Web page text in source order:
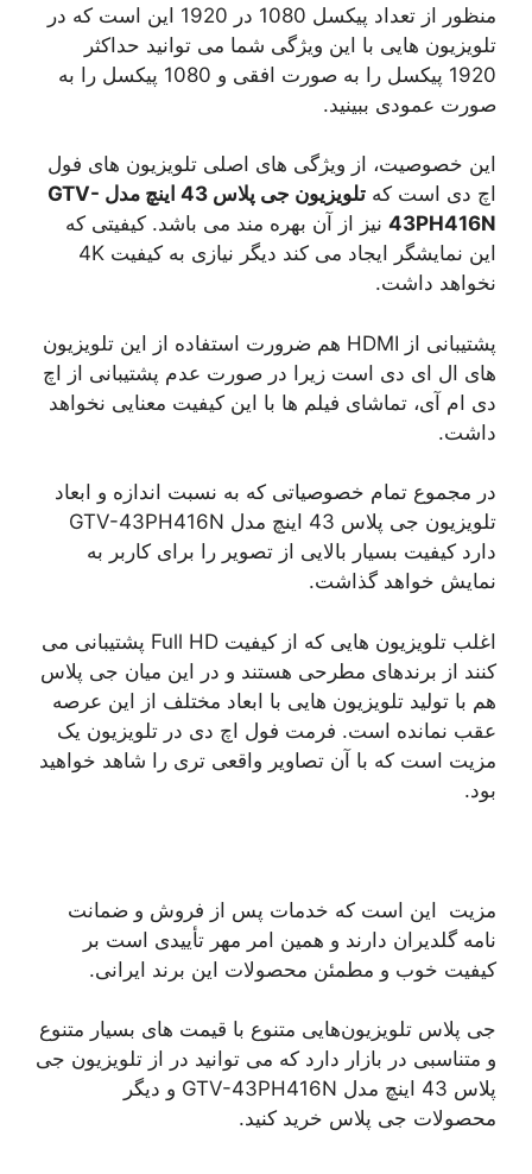
منظور از تعداد پیکسل 1080 در 1920 این است که در
تلویزیون هایی با این ویژگی شما می توانید حداکثر
1920 پیکسل را به صورت افقی و 1080 پیکسل را به
صورت عمودی ببینید.
این خصوصیت، از ویژگی های اصلی تلویزیون های فول
اچ دی است که
تلویزیون جی پلاس 43 اینچ مدل GTV-
43PH416N نیز از آن بهره مند می باشد. کیفیتی که
این نمایشگر ایجاد می کند دیگر نیازی به کیفیت 4K
نخواهد داشت.
پشتیبانی از HDMI هم ضرورت استفاده از این تلویزیون
های ال ای دی است زیرا در صورت عدم پشتیبانی از اچ
دی ام آی، تماشای فیلم ها با این کیفیت معنایی نخواهد
داشت.
در مجموع تمام خصوصیاتی که به نسبت اندازه و ابعاد
تلویزیون جی پلاس 43 اینچ مدل GTV-43PH416N
دارد کیفیت بسیار بالایی از تصویر را برای کاربر به
نمایش خواهد گذاشت.
اغلب تلویزیون هایی که از کیفیت Full HD پشتیبانی می
کنند از برندهای مطرحی هستند و در این میان جی پلاس
هم با تولید تلویزیون هایی با ابعاد مختلف از این عرصه
عقب نمانده است. فرمت فول اچ دی در تلویزیون یک
مزیت است که با آن تصاویر واقعی تری را شاهد خواهید
بود.
مزیت این است که خدمات پس از فروش و ضمانت
‌نامه گلدیران دارند و همین امر مهر تأییدی است بر
کیفیت خوب و مطمئن محصولات این برند ایرانی.
جی پلاس تلویزیون‌هایی متنوع با قیمت ‌های بسیار متنوع
و متناسبی در بازار دارد که می توانید در از تلویزیون جی
پلاس 43 اینچ مدل GTV-43PH416N و دیگر
محصولات جی پلاس خرید کنید.